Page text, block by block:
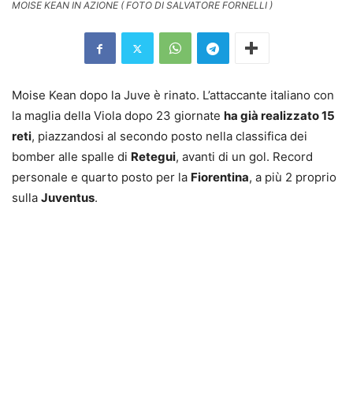
MOISE KEAN IN AZIONE ( FOTO DI SALVATORE FORNELLI )
Moise Kean dopo la Juve è rinato. L’attaccante italiano con
la maglia della Viola dopo 23 giornate ha già realizzato 15
reti, piazzandosi al secondo posto nella classifica dei
bomber alle spalle di Retegui, avanti di un gol. Record
personale e quarto posto per la Fiorentina, a più 2 proprio
sulla Juventus.